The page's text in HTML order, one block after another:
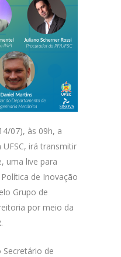
07), às 09h, a
irá transmitir
uma live para
de Inovação
Grupo de
por meio da
Secretário de